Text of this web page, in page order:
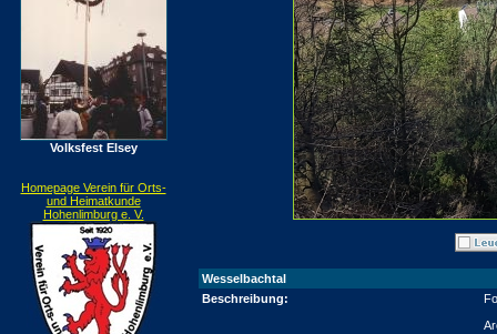
Volksfest Elsey
Homepage Verein für Orts-
und Heimatkunde
Hohenlimburg e. V.
Wesselbachtal
Beschreibung: